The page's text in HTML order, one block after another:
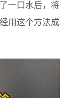
一口水后，将
用这个方法成